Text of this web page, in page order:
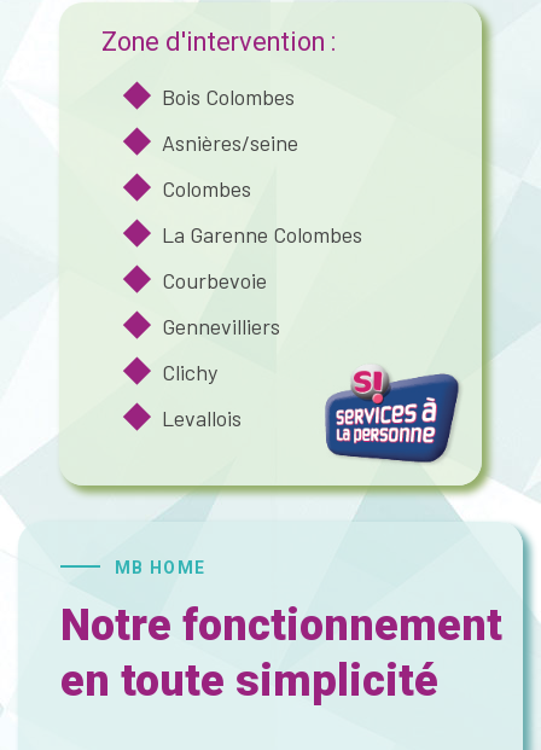
Zone d'intervention :
Bois Colombes
Asnières/seine
Colombes
La Garenne Colombes
Courbevoie
Gennevilliers
Clichy
Levallois
MB HOME
Notre fonctionnement
en toute simplicité